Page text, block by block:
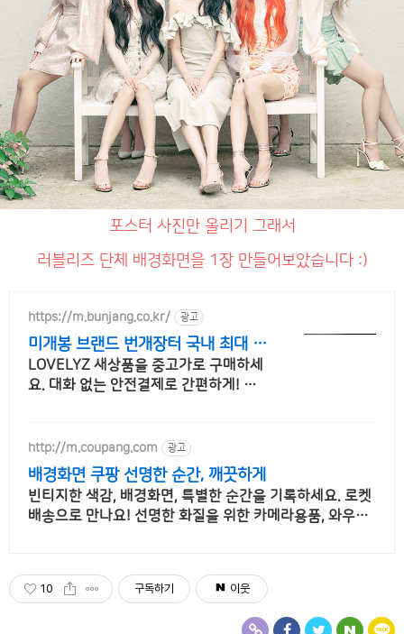
포스터 사진만 올리기 그래서
러블리즈 단체 배경화면을 1장 만들어보았습니다 :)
https://m.bunjang.co.kr/ 광고
미개봉 브랜드 번개장터 국내 최대 브
랜드 중고거래
LOVELYZ 새상품을 중고가로 구매하세
요. 대화 없는 안전결제로 간편하게! 전
http://m.coupang.com 광고
배경화면 쿠팡 선명한 순간, 깨끗하게
빈티지한 색감, 배경화면, 특별한 순간을 기록하세요. 로켓
배송으로 만나요! 선명한 화질을 위한 카메라용품, 와우회
10 구독하기 이웃